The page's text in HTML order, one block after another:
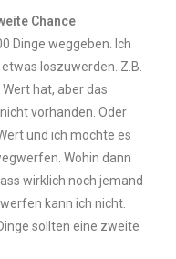
Chance
Dinge weggeben. Ich
loszuwerden. Z.B.
hat, aber das
vorhanden. Oder
und ich möchte es
Wohin dann
wirklich noch jemand
kann ich nicht.
sollten eine zweite